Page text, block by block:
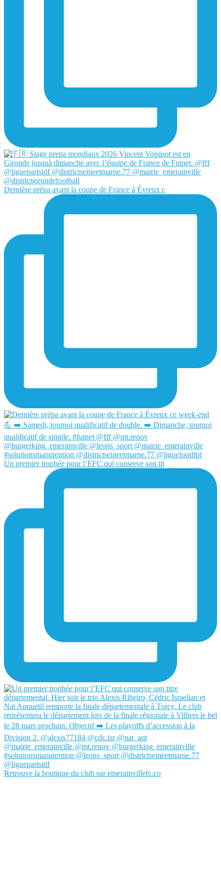
Dernière prépa avant la coupe de France à Évreux c
Un premier trophée pour l’EFC qui conserve son tit
Retrouve la boutique du club sur emerainvillefc.co